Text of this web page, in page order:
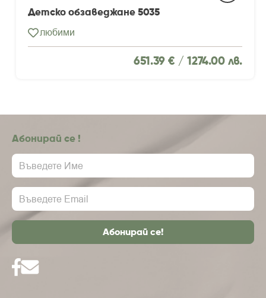
Детско обзаведжане 5035
любими
651.39 € / 1274.00 лв.
Абонирай се !